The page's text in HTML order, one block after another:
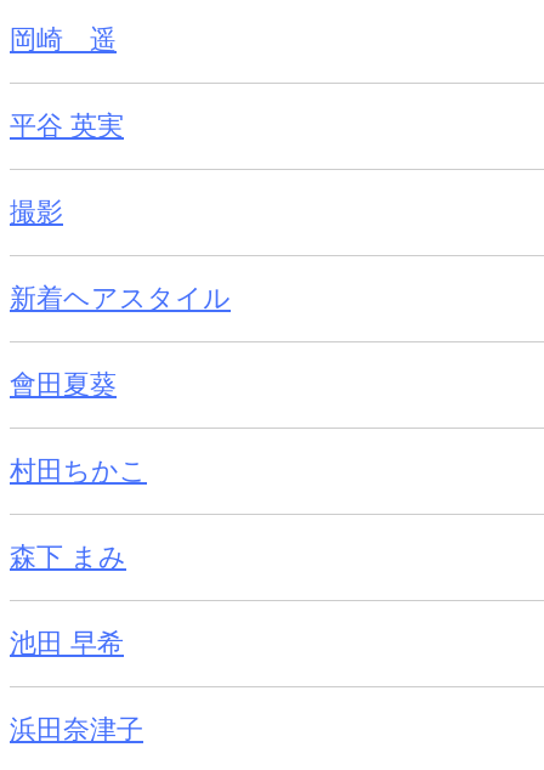
岡崎 遥
平谷 英実
撮影
新着ヘアスタイル
會田夏葵
村田ちかこ
森下 まみ
池田 早希
浜田奈津子